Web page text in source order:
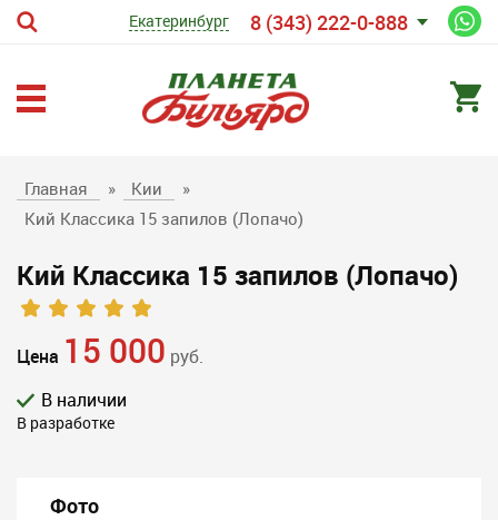
Екатеринбург 8 (343) 222-0-888
Главная » Кии
»
Кий Классика 15 запилов (Лопачо)
Кий Классика 15 запилов (Лопачо)
Цена 15 000 руб.
В наличии
В разработке
Фото